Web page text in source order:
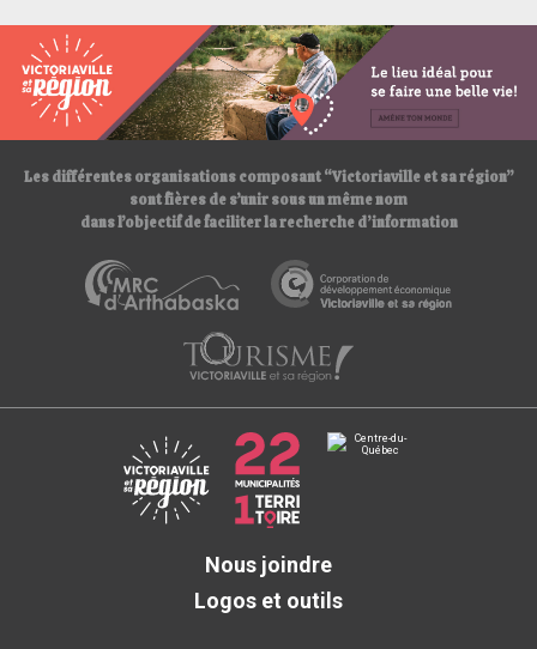
p
s
:
/
/
Les différentes organisations composant “Victoriaville et sa région”
sont fières de s’unir sous un même nom
dans l’objectif de faciliter la recherche d’information
Nous joindre
Logos et outils